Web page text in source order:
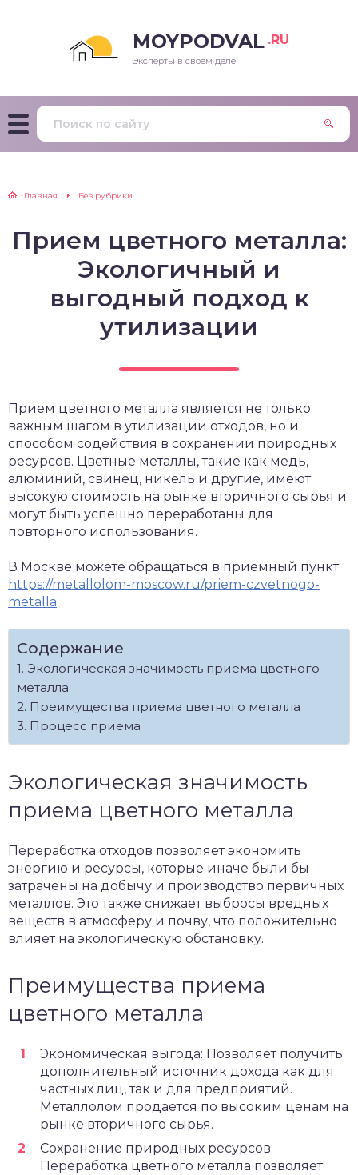
MOYPODVAL .RU
Эксперты в своем деле
Главная Без рубрики
Прием цветного металла:
Экологичный и
выгодный подход к
утилизации
Прием цветного металла является не только
важным шагом в утилизации отходов, но и
способом содействия в сохранении природных
ресурсов. Цветные металлы, такие как медь,
алюминий, свинец, никель и другие, имеют
высокую стоимость на рынке вторичного сырья и
могут быть успешно переработаны для
повторного использования.
В Москве можете обращаться в приёмный пункт
https://metallolom-moscow.ru/priem-czvetnogo-
metalla
Содержание
Экологическая значимость приема цветного
металла
Преимущества приема цветного металла
Процесс приема
Экологическая значимость
приема цветного металла
Переработка отходов позволяет экономить
энергию и ресурсы, которые иначе были бы
затрачены на добычу и производство первичных
металлов. Это также снижает выбросы вредных
веществ в атмосферу и почву, что положительно
влияет на экологическую обстановку.
Преимущества приема
цветного металла
Экономическая выгода: Позволяет получить
дополнительный источник дохода как для
частных лиц, так и для предприятий.
Металлолом продается по высоким ценам на
рынке вторичного сырья.
Сохранение природных ресурсов:
Переработка цветного металла позволяет